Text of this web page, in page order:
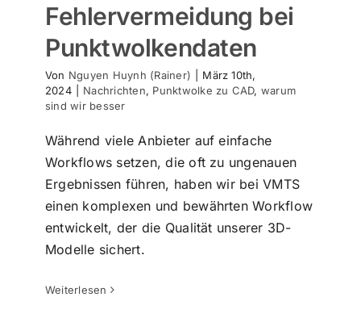
Fehlervermeidung bei
Punktwolkendaten
Von Nguyen Huynh (Rainer)
März 10th,
2024
Nachrichten, Punktwolke zu CAD, warum
sind wir besser
Während viele Anbieter auf einfache
Workflows setzen, die oft zu ungenauen
Ergebnissen führen, haben wir bei VMTS
einen komplexen und bewährten Workflow
entwickelt, der die Qualität unserer 3D-
Modelle sichert.
Weiterlesen
Punktwolke zu 3D ArchiCAD Modell
Punktwolke zu CAD